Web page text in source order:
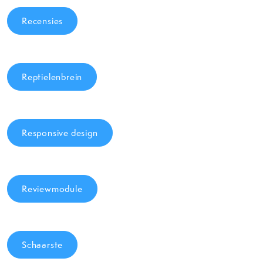
Recensies
Reptielenbrein
Responsive design
Reviewmodule
Schaarste